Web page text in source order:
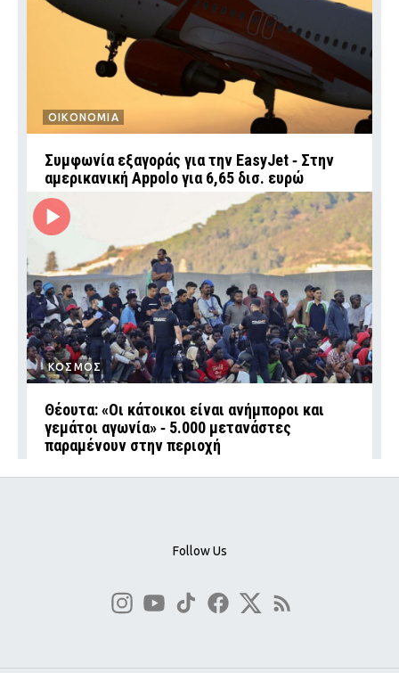
ΟΙΚΟΝΟΜΙΑ
Συμφωνία εξαγοράς για την EasyJet ‑ Στην
αμερικανική Appolo για 6,65 δισ. ευρώ
ΚΟΣΜΟΣ
Θέουτα: «Οι κάτοικοι είναι ανήμποροι και
γεμάτοι αγωνία» ‑ 5.000 μετανάστες
παραμένουν στην περιοχή
Follow Us